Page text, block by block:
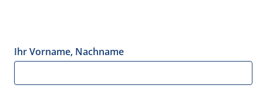
Ihr Vorname, Nachname